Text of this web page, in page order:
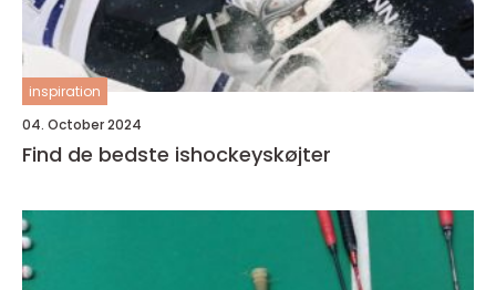
inspiration
04. October 2024
Find de bedste ishockeyskøjter